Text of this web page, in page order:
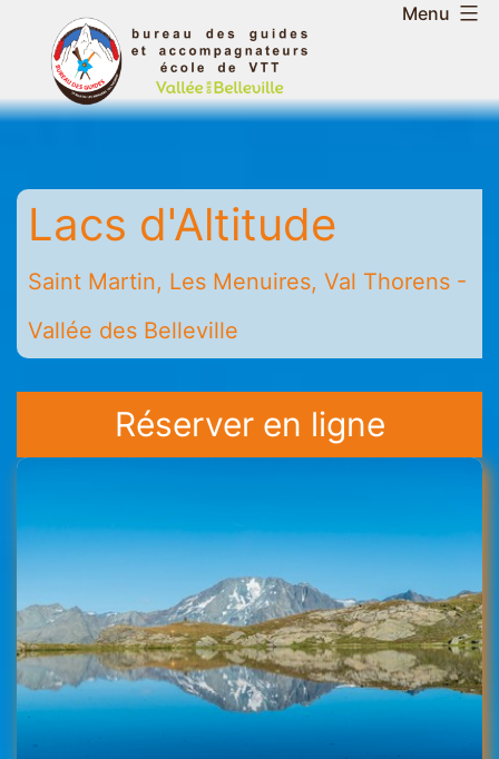
contenuBureau
des
guides
accompagnateurs
de
la
vallée
Belleville
-
Saint
-
-
Thorens
Menu
Lacs d'Altitude
Saint Martin, Les Menuires, Val Thorens -
Vallée des Belleville
Réserver en ligne